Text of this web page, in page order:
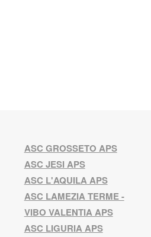
ASC GROSSETO APS
ASC JESI APS
ASC L'AQUILA APS
ASC LAMEZIA TERME -
VIBO VALENTIA APS
ASC LIGURIA APS